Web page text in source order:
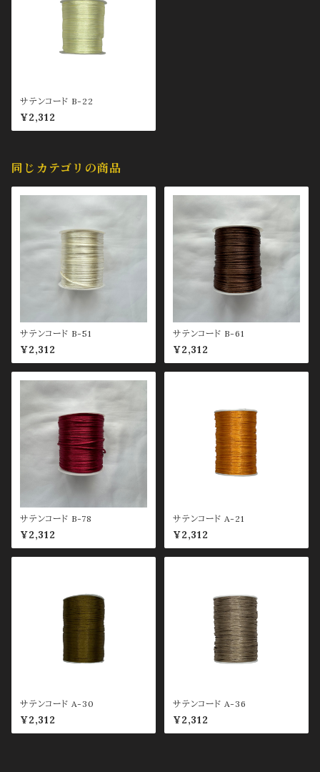
サテンコード B-22
¥2,312
同じカテゴリの商品
サテンコード B-51
¥2,312
サテンコード B-61
¥2,312
サテンコード B-78
¥2,312
サテンコード A-21
¥2,312
サテンコード A-30
¥2,312
サテンコード A-36
¥2,312